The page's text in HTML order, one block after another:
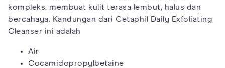
kompleks, membuat kulit terasa lembut, halus dan
bercahaya. Kandungan dari Cetaphil Daily Exfoliating
Cleanser ini adalah
Air
Cocamidopropylbetaine